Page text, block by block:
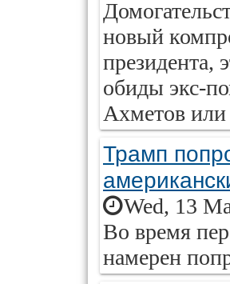
новый
президента,
обиды экс-
Ахметов
Трамп
Wed, 13
Во время
намерен